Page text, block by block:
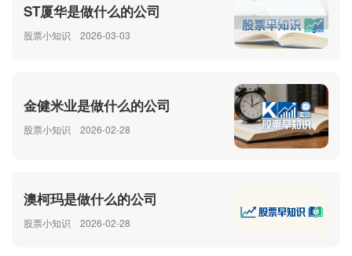
ST厦华是做什么的公司
股票小知识 2026-03-03
金健米业是做什么的公司
股票小知识 2026-02-28
澳柯玛是做什么的公司
股票小知识 2026-02-28